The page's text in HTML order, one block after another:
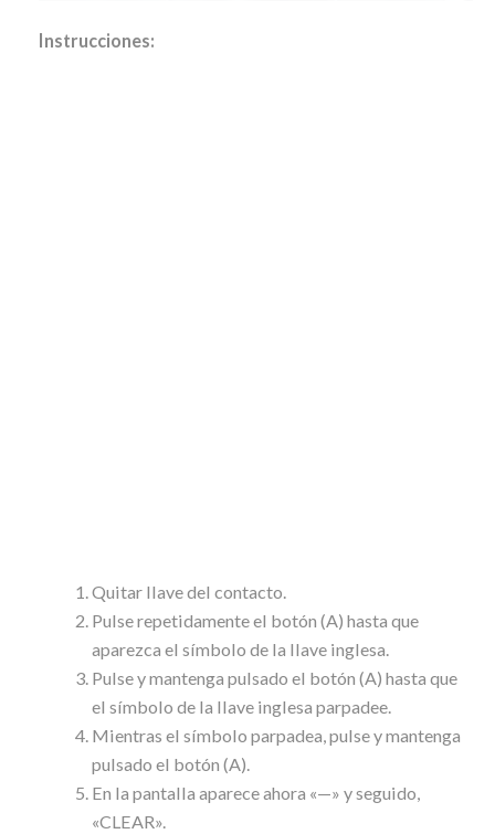
Instrucciones:
Quitar llave del contacto.
Pulse repetidamente el botón (A) hasta que
aparezca el símbolo de la llave inglesa.
Pulse y mantenga pulsado el botón (A) hasta que
el símbolo de la llave inglesa parpadee.
Mientras el símbolo parpadea, pulse y mantenga
pulsado el botón (A).
En la pantalla aparece ahora «—» y seguido,
«CLEAR».